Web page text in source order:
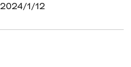
2024/1/12